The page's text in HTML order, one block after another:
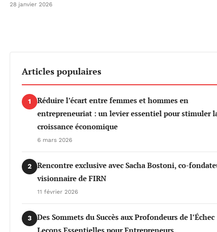
28 janvier 2026
Articles populaires
1
Réduire l’écart entre femmes et hommes en
entrepreneuriat : un levier essentiel pour stimuler
croissance économique
6 mars 2026
2
Rencontre exclusive avec Sacha Bostoni, co-
visionnaire de FIRN
11 février 2026
3
Des Sommets du Succès aux Profondeurs de l’Échec
Leçons Essentielles pour Entrepreneurs